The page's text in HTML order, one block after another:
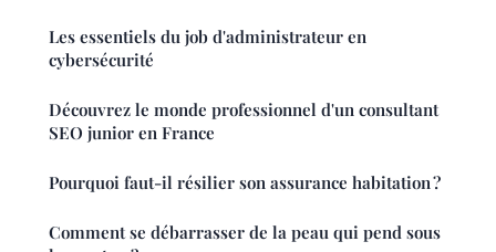
Les essentiels du job d'administrateur en
cybersécurité
Découvrez le monde professionnel d'un consultant
SEO junior en France
Pourquoi faut-il résilier son assurance habitation ?
Comment se débarrasser de la peau qui pend sous